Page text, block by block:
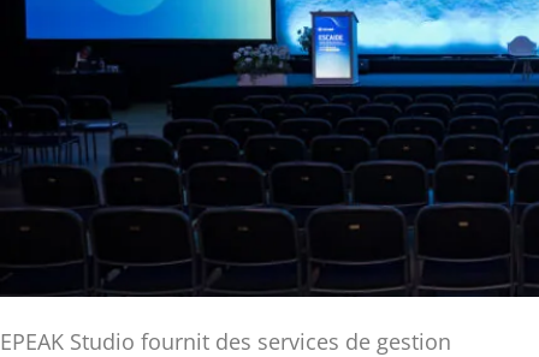
EPEAK Studio fournit des services de gestion